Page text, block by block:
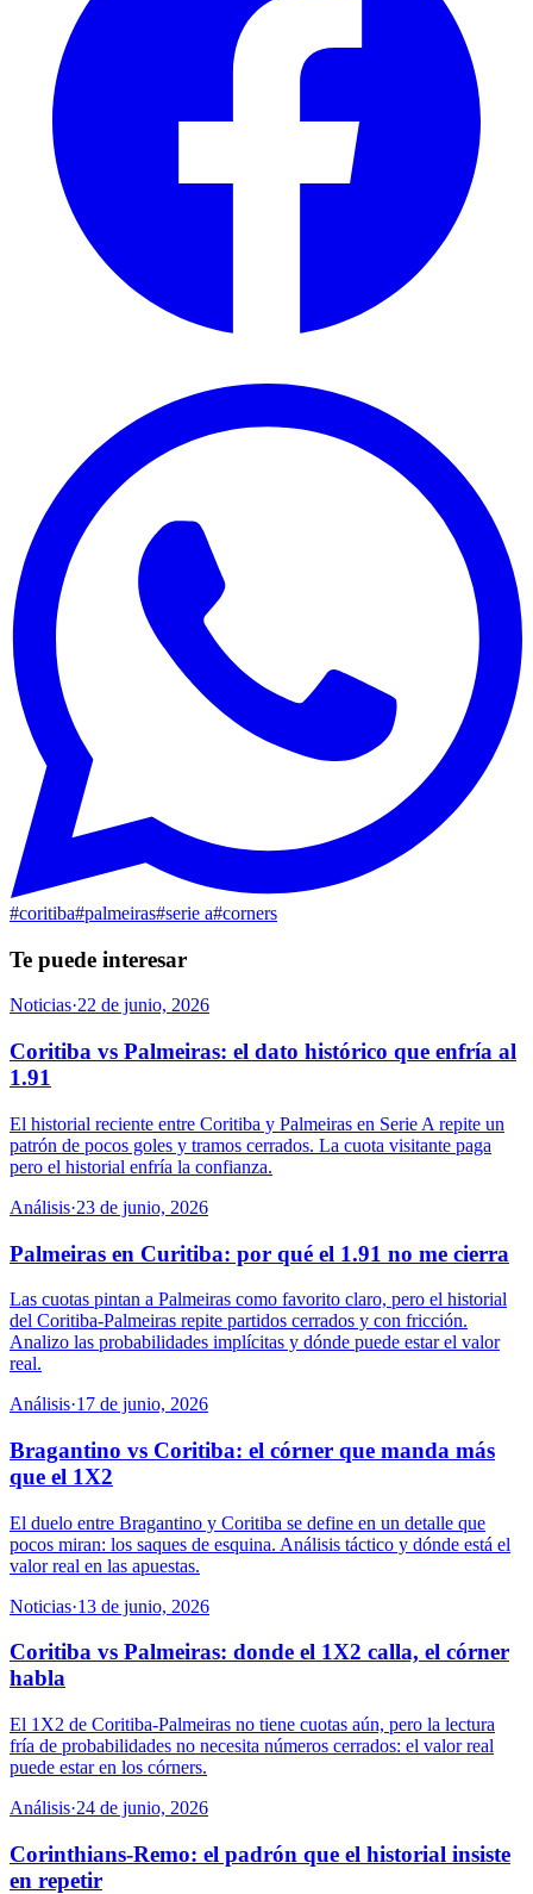
#coritiba#palmeiras#serie a#corners
Te puede interesar
Noticias·22 de junio, 2026
Coritiba vs Palmeiras: el dato histórico que enfría al
1.91
El historial reciente entre Coritiba y Palmeiras en Serie A repite un
patrón de pocos goles y tramos cerrados. La cuota visitante paga
pero el historial enfría la confianza.
Análisis·23 de junio, 2026
Palmeiras en Curitiba: por qué el 1.91 no me cierra
Las cuotas pintan a Palmeiras como favorito claro, pero el historial
del Coritiba-Palmeiras repite partidos cerrados y con fricción.
Analizo las probabilidades implícitas y dónde puede estar el valor
real.
Análisis·17 de junio, 2026
Bragantino vs Coritiba: el córner que manda más
que el 1X2
El duelo entre Bragantino y Coritiba se define en un detalle que
pocos miran: los saques de esquina. Análisis táctico y dónde está el
valor real en las apuestas.
Noticias·13 de junio, 2026
Coritiba vs Palmeiras: donde el 1X2 calla, el córner
habla
El 1X2 de Coritiba-Palmeiras no tiene cuotas aún, pero la lectura
fría de probabilidades no necesita números cerrados: el valor real
puede estar en los córners.
Análisis·24 de junio, 2026
Corinthians-Remo: el padrón que el historial insiste
en repetir